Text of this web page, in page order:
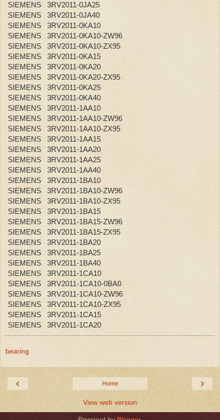
SIEMENS 3RV2011-0JA25
SIEMENS 3RV2011-0JA40
SIEMENS 3RV2011-0KA10
SIEMENS 3RV2011-0KA10-ZW96
SIEMENS 3RV2011-0KA10-ZX95
SIEMENS 3RV2011-0KA15
SIEMENS 3RV2011-0KA20
SIEMENS 3RV2011-0KA20-ZX95
SIEMENS 3RV2011-0KA25
SIEMENS 3RV2011-0KA40
SIEMENS 3RV2011-1AA10
SIEMENS 3RV2011-1AA10-ZW96
SIEMENS 3RV2011-1AA10-ZX95
SIEMENS 3RV2011-1AA15
SIEMENS 3RV2011-1AA20
SIEMENS 3RV2011-1AA25
SIEMENS 3RV2011-1AA40
SIEMENS 3RV2011-1BA10
SIEMENS 3RV2011-1BA10-ZW96
SIEMENS 3RV2011-1BA10-ZX95
SIEMENS 3RV2011-1BA15
SIEMENS 3RV2011-1BA15-ZW96
SIEMENS 3RV2011-1BA15-ZX95
SIEMENS 3RV2011-1BA20
SIEMENS 3RV2011-1BA25
SIEMENS 3RV2011-1BA40
SIEMENS 3RV2011-1CA10
SIEMENS 3RV2011-1CA10-0BA0
SIEMENS 3RV2011-1CA10-ZW96
SIEMENS 3RV2011-1CA10-ZX95
SIEMENS 3RV2011-1CA15
SIEMENS 3RV2011-1CA20
bearing
‹ ›
Home
View web version